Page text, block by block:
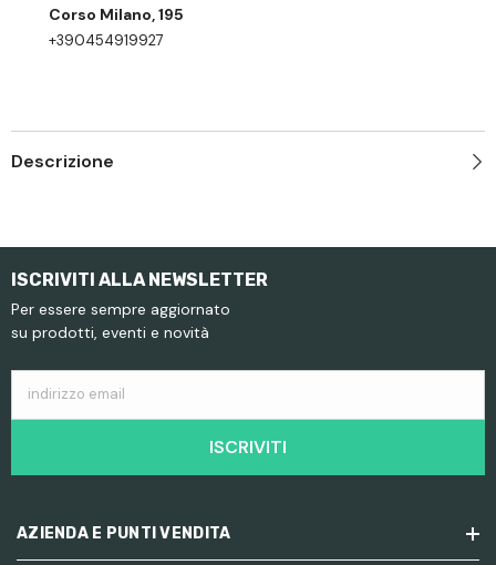
Corso Milano, 195
+390454919927
Descrizione
ISCRIVITI ALLA NEWSLETTER
Per essere sempre aggiornato
su prodotti, eventi e novità
indirizzo email
ISCRIVITI
AZIENDA E PUNTI VENDITA